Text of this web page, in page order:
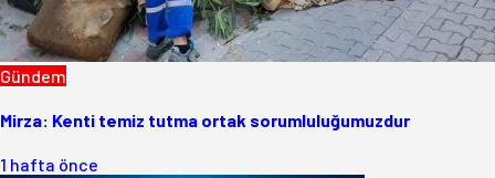
Gündem
Mirza: Kenti temiz tutma ortak sorumluluğumuzdur
1 hafta önce